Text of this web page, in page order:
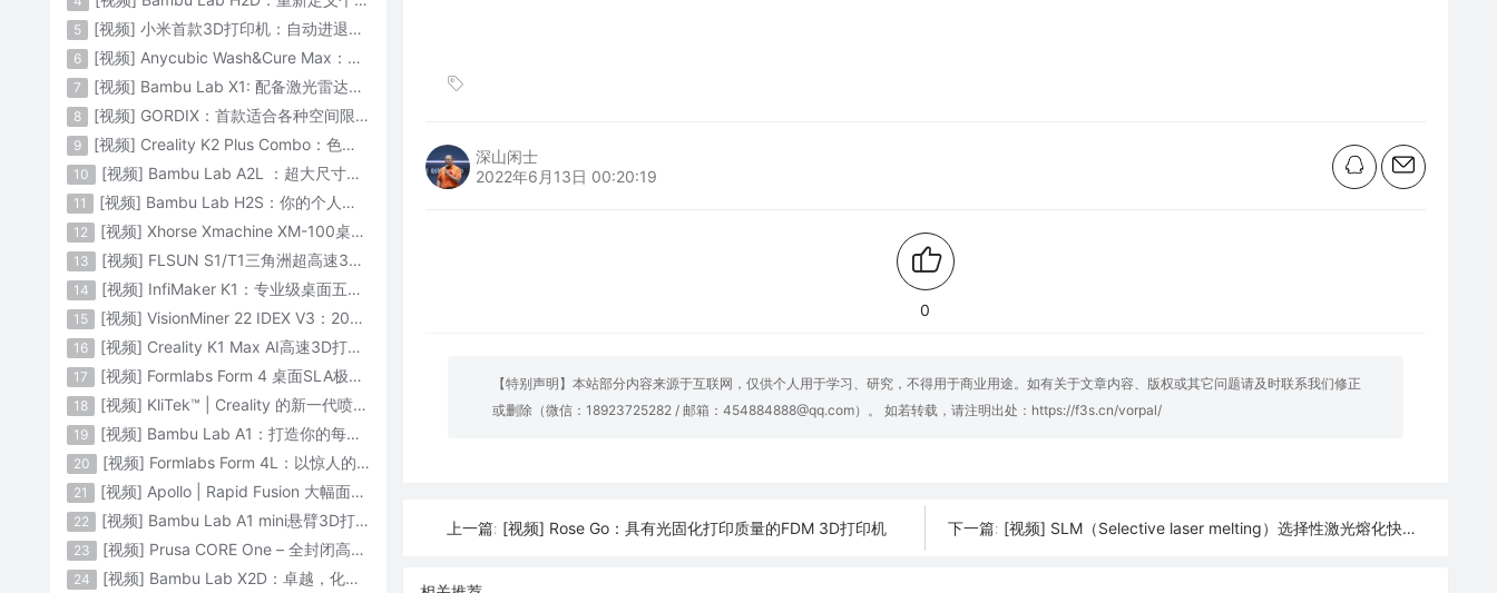
深山闲士
2022年6月13日 00:20:19
0
【特别声明】本站部分内容来源于互联网，仅供个人用于学习、研究，不得用于商业用途。如有关于文章内容、版权或其它问题请及时联系我们修正
或删除（微信：18923725282 / 邮箱：454884888@qq.com）。 如若转载，请注明出处： https://f3s.cn/vorpal/
上一篇: [视频] Rose Go：具有光固化打印质量的FDM 3D打印机 下一篇: [视频] SLM（Selective laser melting）选择性激光熔化快速成型技术及工艺详细介绍
5 [视频] 小米首款3D打印机：自动进退料、AI云切片、人脸拍照建模 3D玩家兴趣首选
6 [视频] Anycubic Wash&Cure Max：清洗+后固化二合一设备
7 [视频] Bambu Lab X1: 配备激光雷达和人工智能的CoreXY彩色3D打印机
8 [视频] GORDIX：首款适合各种空间限制的3合1便携式数控机床
9 [视频] Creality K2 Plus Combo：色彩与尺寸的史诗级飞跃
10 [视频] Bambu Lab A2L ：超大尺寸家用打印机 告别拆件 轻松一体成型
11 [视频] Bambu Lab H2S：你的个人智造中心
12 [视频] Xhorse Xmachine XM-100桌面级五轴CNC机床：卓越的精度和效率
13 [视频] FLSUN S1/T1三角洲超高速3D打印机 打印速度1200mm/s
14 [视频] InfiMaker K1：专业级桌面五轴数控机床
15 [视频] VisionMiner 22 IDEX V3：2024年最佳工程材料3D打印机
16 [视频] Creality K1 Max AI高速3D打印机：600mm/s打印速度 史诗般的飞跃
17 [视频] Formlabs Form 4 桌面SLA极速3D打印机 工业级打印质量
18 [视频] KliTek™ | Creality 的新一代喷嘴更换系统
19 [视频] Bambu Lab A1：打造你的每一份热爱
20 [视频] Formlabs Form 4L：以惊人的速度获得工业级部件
21 [视频] Apollo | Rapid Fusion 大幅面颗粒3D打印系统
22 [视频] Bambu Lab A1 mini悬臂3D打印机：让多色打印成为标配
23 [视频] Prusa CORE One – 全封闭高速CoreXY 3D打印机配备主动腔体温度控制
24 [视频] Bambu Lab X2D：卓越，化繁为简！